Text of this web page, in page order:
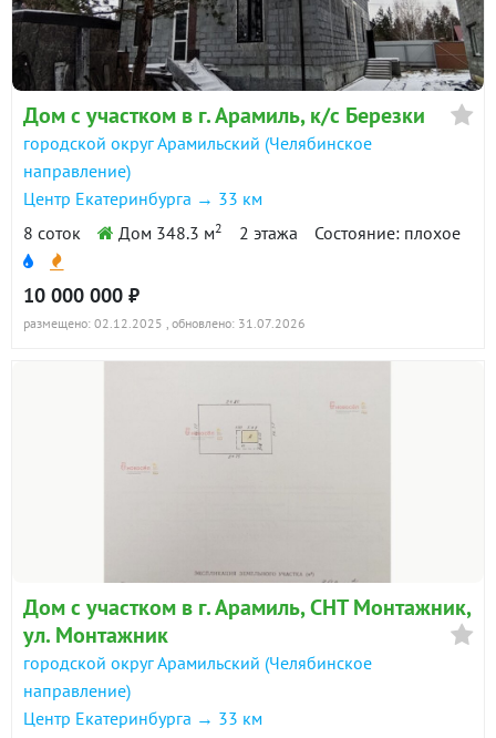
Дом с участком в г. Арамиль, к/с Березки
городской округ Арамильский (Челябинское
направление)
Центр Екатеринбурга → 33 км
8 соток
Дом 348.3 м2 2 этажа Состояние: плохое
10 000 000 ₽
размещено: 02.12.2025 , обновлено: 31.07.2026
Дом с участком в г. Арамиль, СНТ Монтажник,
ул. Монтажник
городской округ Арамильский (Челябинское
направление)
Центр Екатеринбурга → 33 км